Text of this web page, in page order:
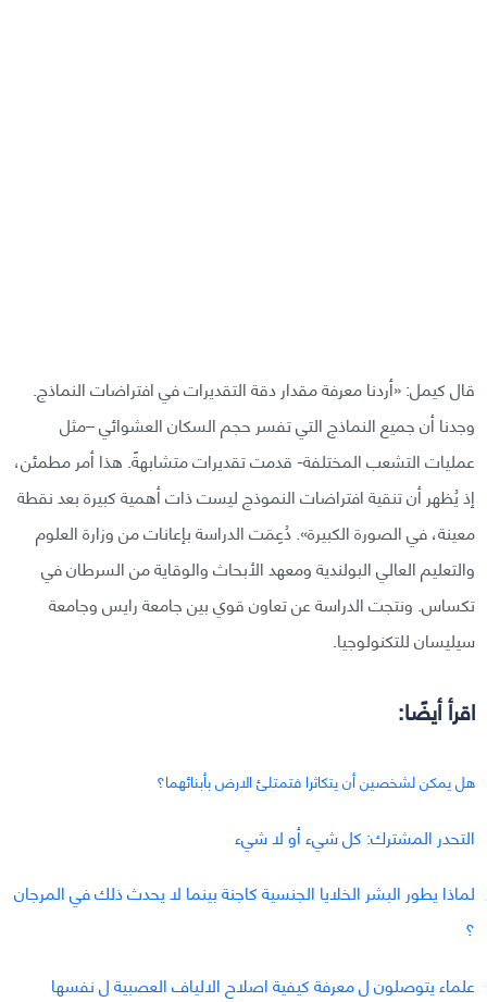
قال كيمل: «أردنا معرفة مقدار دقة التقديرات في افتراضات النماذج.
وجدنا أن جميع النماذج التي تفسر حجم السكان العشوائي –مثل
عمليات التشعب المختلفة- قدمت تقديرات متشابهةً. هذا أمر مطمئن،
إذ يُظهر أن تنقية افتراضات النموذج ليست ذات أهمية كبيرة بعد نقطة
معينة، في الصورة الكبيرة». دُعِمَت الدراسة بإعانات من وزارة العلوم
والتعليم العالي البولندية ومعهد الأبحاث والوقاية من السرطان في
تكساس. ونتجت الدراسة عن تعاون قوي بين جامعة رايس وجامعة
سيليسان للتكنولوجيا.
اقرأ أيضًا:
هل يمكن لشخصين أن يتكاثرا فتمتلئ الارض بأبنائهما؟
التحدر المشترك: كل شيء أو لا شيء
لماذا يطور البشر الخلايا الجنسية كاجنة بينما لا يحدث ذلك في المرجان
؟
علماء يتوصلون ل معرفة كيفية اصلاح الالياف العصبية ل نفسها